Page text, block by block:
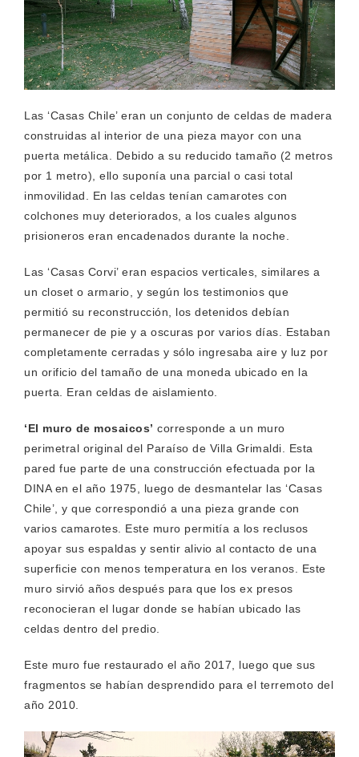
Las ‘Casas Chile’ eran un conjunto de celdas de madera
construidas al interior de una pieza mayor con una
puerta metálica. Debido a su reducido tamaño (2 metros
por 1 metro), ello suponía una parcial o casi total
inmovilidad. En las celdas tenían camarotes con
colchones muy deteriorados, a los cuales algunos
prisioneros eran encadenados durante la noche.
Las ‘Casas Corvi’ eran espacios verticales, similares a
un closet o armario, y según los testimonios que
permitió su reconstrucción, los detenidos debían
permanecer de pie y a oscuras por varios días. Estaban
completamente cerradas y sólo ingresaba aire y luz por
un orificio del tamaño de una moneda ubicado en la
puerta. Eran celdas de aislamiento.
‘El muro de mosaicos’ corresponde a un muro
perimetral original del Paraíso de Villa Grimaldi. Esta
pared fue parte de una construcción efectuada por la
DINA en el año 1975, luego de desmantelar las ‘Casas
Chile’, y que correspondió a una pieza grande con
varios camarotes. Este muro permitía a los reclusos
apoyar sus espaldas y sentir alivio al contacto de una
superficie con menos temperatura en los veranos. Este
muro sirvió años después para que los ex presos
reconocieran el lugar donde se habían ubicado las
celdas dentro del predio.
Este muro fue restaurado el año 2017, luego que sus
fragmentos se habían desprendido para el terremoto del
año 2010.